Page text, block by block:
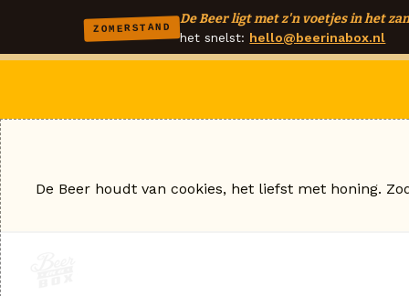
ZOMERSTAND
De Beer ligt met z'n voetjes in het
het snelst: hello@beerinabox.nl
De Beer houdt van cookies, het liefst met honing.